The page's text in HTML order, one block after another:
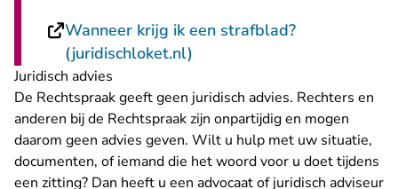
Wanneer krijg ik een strafblad?
(juridischloket.nl)
Juridisch advies
De Rechtspraak geeft geen juridisch advies. Rechters en
anderen bij de Rechtspraak zijn onpartijdig en mogen
daarom geen advies geven. Wilt u hulp met uw situatie,
documenten, of iemand die het woord voor u doet tijdens
een zitting? Dan heeft u een advocaat of juridisch adviseur